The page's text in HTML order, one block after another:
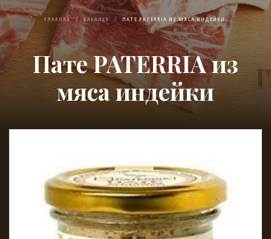
ГЛАВНАЯ БАКАЛЕЯ ПАТЕ PATERRIA ИЗ МЯСА ИНДЕЙКИ
Пате PATERRIA из
мяса индейки